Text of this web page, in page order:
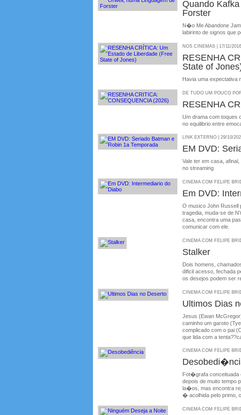
Quando
Forster
N�o Me Abandone
labirinto de signos que
NOS CINEMAS | 17/11/2016
RESENHA
State of
Havia uma
DE TUDO UM POUCO
RESENHA
Um drama com toques
no equilibrio entre
LINK EXTERNO | 29/10/
EM DVD:
Vale ter em casa,
no streaming
CINEMA COM FELIPE
Em DVD:
O musico John Russell
tragedia, muda-se de
casa, encontra uma
comunicar com ele.
CINEMA COM FELIPE
Stalker
Dois homens,
dificil acesso, fechada
os desejos podem ser
CINEMA COM FELIPE
Ultimos Dias
Jesus (Ewan
caminho um garoto
complicado com o pai
que lida com a
CINEMA COM FELIPE
Fot�grafa conceituada
depois de muito tempo
la�os, mas encontra
� acolhida pelo primo, o
CINEMA COM FELIPE